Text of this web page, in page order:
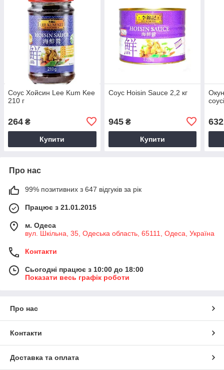
Соус Хойсин Lee Kum Kee
210 г
264 ₴
Купити
Соус Hoisin Sauce 2,2 кг
945₴
Купити
632
Про нас
99% позитивних з 647 відгуків за рік
Працює з 21.01.2015
м. Одеса
вул. Шкільна, 35, Одеська область, 65111, Одеса, Україна
Контакти
Сьогодні працює з 10:00 до 18:00
Показати весь графік роботи
Про нас
Контакти
Доставка та оплата